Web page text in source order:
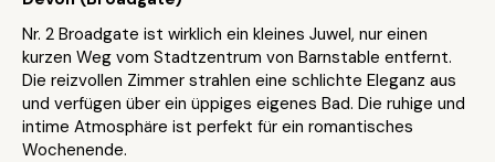
Nr. 2 Broadgate ist wirklich ein kleines Juwel, nur einen
kurzen Weg vom Stadtzentrum von Barnstable entfernt.
Die reizvollen Zimmer strahlen eine schlichte Eleganz aus
und verfügen über ein üppiges eigenes Bad. Die ruhige und
intime Atmosphäre ist perfekt für ein romantisches
Wochenende.